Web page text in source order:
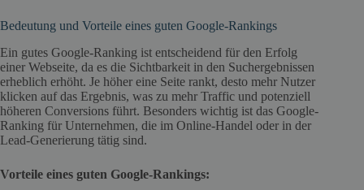
Bedeutung und Vorteile eines guten Google-Rankings
Ein gutes Google-Ranking ist entscheidend für den Erfolg
einer Webseite, da es die Sichtbarkeit in den Suchergebnissen
erheblich erhöht. Je höher eine Seite rankt, desto mehr Nutzer
klicken auf das Ergebnis, was zu mehr Traffic und potenziell
höheren Conversions führt. Besonders wichtig ist das Google-
Ranking für Unternehmen, die im Online-Handel oder in der
Lead-Generierung tätig sind.
Vorteile eines guten Google-Rankings: